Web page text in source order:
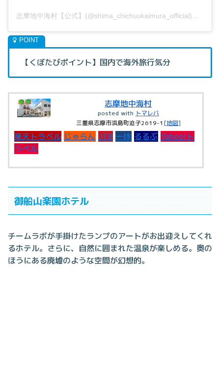
【くぼたびポイント】国内で海外旅行気分
志摩地中海村
posted with トマレバ
三重県志摩市浜島町迫子2619-1 [地図]
楽天トラベル じゃらん JTB 一休 るるぶ Yahoo!ト
ラベル
御船山楽園ホテル
チームラボが手掛けたランプのアートがお出迎えしてくれ
るホテル。さらに、自然に囲まれた温泉が楽しめる。奥の
ほうにある廃墟のような空間が幻想的。